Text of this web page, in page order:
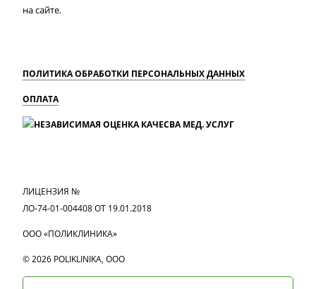
на сайте.
ПОЛИТИКА ОБРАБОТКИ ПЕРСОНАЛЬНЫХ ДАННЫХ
ОПЛАТА
ЛИЦЕНЗИЯ №
ЛО-74-01-004408 ОТ 19.01.2018
ООО «ПОЛИКЛИНИКА»
© 2026 POLIKLINIKA, OOO